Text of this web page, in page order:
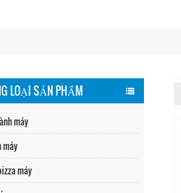
LOẠI SẢN PHẨM
máy
máy
máy